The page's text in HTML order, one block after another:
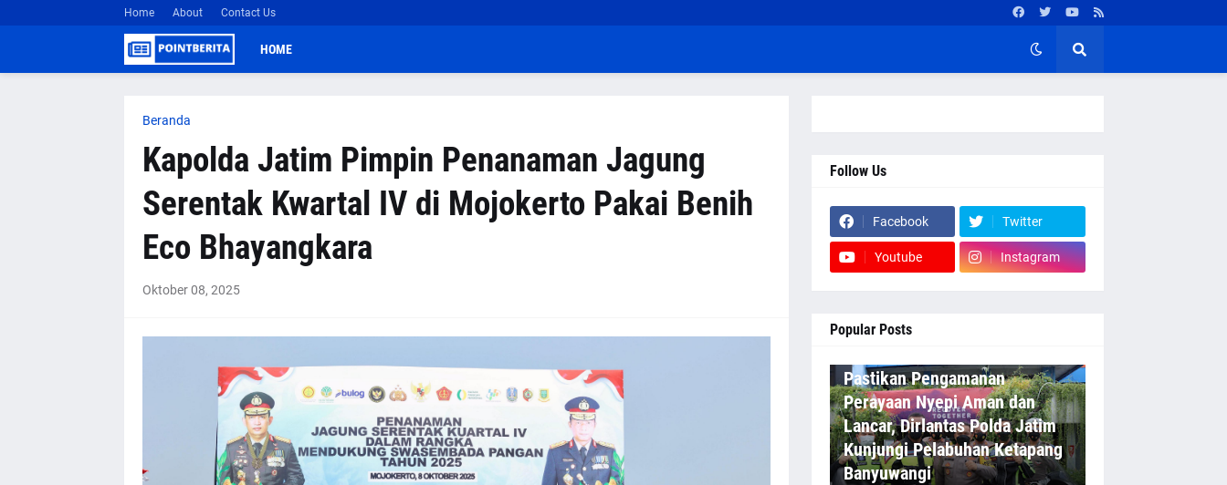
Home About Contact Us
HOME
Beranda
Kapolda Jatim Pimpin Penanaman Jagung
Serentak Kwartal IV di Mojokerto Pakai Benih
Eco Bhayangkara
Oktober 08, 2025
Follow Us
Facebook Twitter
Youtube Instagram
Popular Posts
Pastikan Pengamanan
Perayaan Nyepi Aman dan
Lancar, Dirlantas Polda Jatim
Kunjungi Pelabuhan Ketapang
Banyuwangi